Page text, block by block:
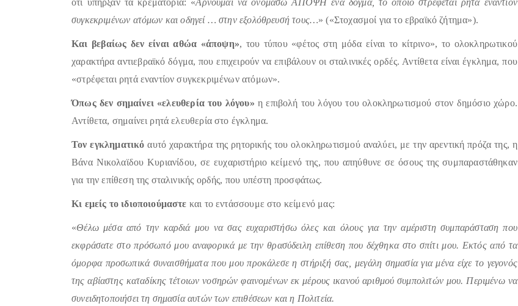
συγκεκριμένων ατόμων και οδηγεί … στην εξολόθρευσή τους…» («Στοχασμοί για το εβραϊκό ζήτημα»).
Και βεβαίως δεν είναι αθώα «άποψη», του τύπου «φέτος στη μόδα είναι το κίτρινο», το ολοκληρωτικού
χαρακτήρα αντιεβραϊκό δόγμα, που επιχειρούν να επιβάλουν οι σταλινικές ορδές. Αντίθετα είναι έγκλημα, που
«στρέφεται ρητά εναντίον συγκεκριμένων ατόμων».
Όπως δεν σημαίνει «ελευθερία του λόγου» η επιβολή του λόγου του ολοκληρωτισμού στον δημόσιο χώρο.
Αντίθετα, σημαίνει ρητά ελευθερία στο έγκλημα.
Τον εγκληματικό αυτό χαρακτήρα της ρητορικής του ολοκληρωτισμού αναλύει, με την αρεντική πρόζα της, η
Βάνα Νικολαϊδου Κυριανίδου, σε ευχαριστήριο κείμενό της, που απηύθυνε σε όσους της συμπαραστάθηκαν
για την επίθεση της σταλινικής ορδής, που υπέστη προσφάτως.
Κι εμείς το ιδιοποιούμαστε και το εντάσσουμε στο κείμενό μας:
«Θέλω μέσα από την καρδιά μου να σας ευχαριστήσω όλες και όλους για την αμέριστη συμπαράσταση που
εκφράσατε στο πρόσωπό μου αναφορικά με την θρασύδειλη επίθεση που δέχθηκα στο σπίτι μου. Εκτός από τα
όμορφα προσωπικά συναισθήματα που μου προκάλεσε η στήριξή σας, μεγάλη σημασία για μένα είχε το γεγονός
της αβίαστης καταδίκης τέτοιων νοσηρών φαινομένων εκ μέρους ικανού αριθμού συμπολιτών μου. Περιμένω να
συνειδητοποιήσει τη σημασία αυτών των επιθέσεων και η Πολιτεία.